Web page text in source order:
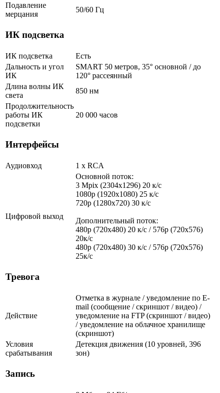
Подавление
мерцания
50/60 Гц
ИК подсветка
ИК подсветка
Есть
Дальность и угол
ИК
SMART 50 метров, 35° основной / до
120° рассеянный
Длина волны ИК
света
850 нм
Продолжительность
работы ИК
подсветки
20 000 часов
Интерфейсы
Аудиовход 1 х RCA
Цифровой выход
Основной поток:
3 Mpix (2304x1296) 20 к/с
1080p (1920x1080) 25 к/с
720p (1280x720) 30 к/с
Дополнительный поток:
480p (720x480) 20 к/с / 576p (720x576)
20к/с
480p (720x480) 30 к/с / 576p (720x576)
25к/с
Тревога
Действие
Отметка в журнале / уведомление по E-
mail (сообщение / скриншот / видео) /
уведомление на FTP (скриншот / видео)
/ уведомление на облачное хранилище
(скриншот)
Условия
срабатывания
Детекция движения (10 уровней, 396
зон)
Запись